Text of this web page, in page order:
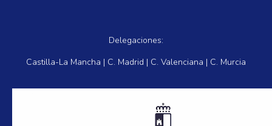
Delegaciones:
Castilla-La Mancha | C. Madrid | C. Valenciana | C. Murcia